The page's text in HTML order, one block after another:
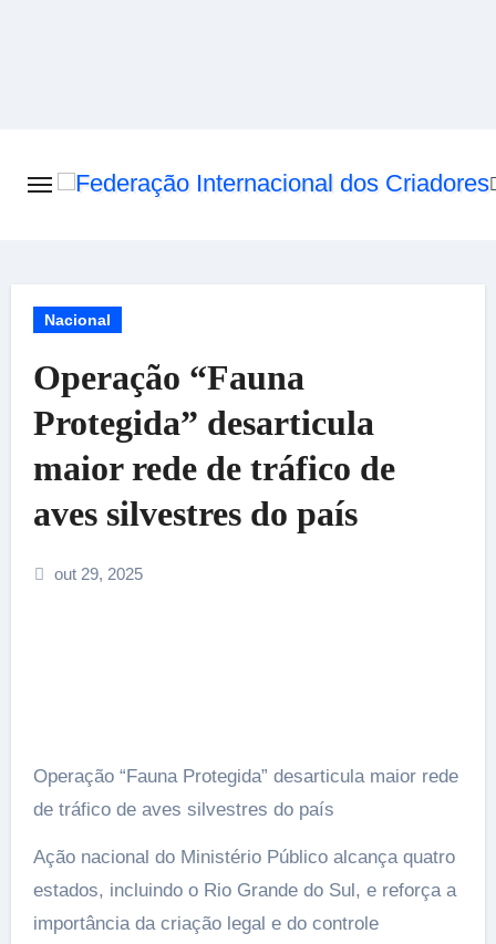
Nacional
Operação “Fauna
Protegida” desarticula
maior rede de tráfico de
aves silvestres do país
out 29, 2025
Operação “Fauna Protegida” desarticula maior rede
de tráfico de aves silvestres do país
Ação nacional do Ministério Público alcança quatro
estados, incluindo o Rio Grande do Sul, e reforça a
importância da criação legal e do controle